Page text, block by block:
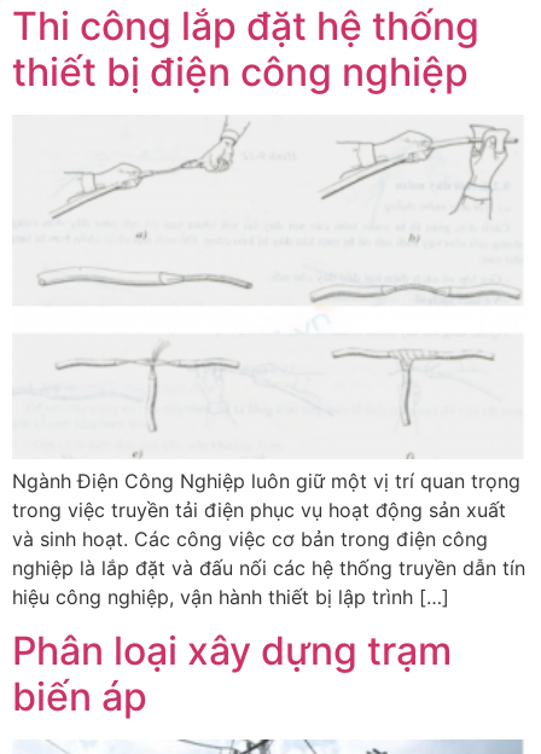
Thi công lắp đặt hệ thống
thiết bị điện công nghiệp
Ngành Điện Công Nghiệp luôn giữ một vị trí quan trọng
trong việc truyền tải điện phục vụ hoạt động sản xuất
và sinh hoạt. Các công việc cơ bản trong điện công
nghiệp là lắp đặt và đấu nối các hệ thống truyền dẫn tín
hiệu công nghiệp, vận hành thiết bị lập trình […]
Phân loại xây dựng trạm
biến áp